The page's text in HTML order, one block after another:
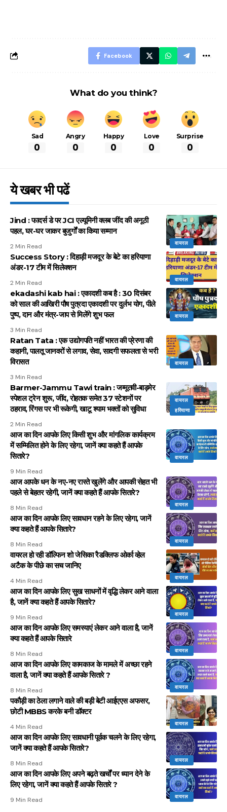
Facebook
What do you think?
Sad
0
Angry
0
Happy
0
Love
0
Surprise
0
ये खबर भी पढें
वायरल
Jind : फादर्स डे पर JCI एल्यूमिनी क्लब जींद की अनूठी
पहल, घर-घर जाकर बुजुर्गों का किया सम्मान
2 Min Read
वायरल
Success Story : दिहाड़ी मजदूर के बेटे का हरियाणा
अंडर-17 टीम में सिलेक्शन
2 Min Read
वायरल
ekadashi kab hai : एकादशी कब है : 30 दिसंबर
को साल की आखिरी पौष पुत्रदा एकादशी पर दुर्लभ योग, पीले
पुष्प, दान और मंत्र-जाप से मिलेंगे शुभ फल
3 Min Read
वायरल
Ratan Tata : एक उद्योगपति नहीं भारत की प्रेरणा की
कहानी, पालतू जानवरों से लगाव, सेवा, सादगी सफलता से भरी
विरासत
3 Min Read
वायरल
हरियाणा
Barmer-Jammu Tawi train : जम्मूतवी-बाड़मेर
स्पेशल ट्रेन शुरू, जींद, रोहतक समेत 37 स्टेशनों पर
ठहराव, रिंगस पर भी रूकेगी, खाटू श्याम भक्तों को सुविधा
2 Min Read
वायरल
आज का दिन आपके लिए किसी शुभ और मांगलिक कार्यक्रम
में सम्मिलित होने के लिए रहेगा, जानें क्या कहते हैं आपके
सितारे?
9 Min Read
वायरल
आज आपके धन के नए-नए रास्ते खुलेंगे और आपकी सेहत भी
पहले से बेहतर रहेगी, जानें क्या कहते हैं आपके सितारे?
8 Min Read
वायरल
आज का दिन आपके लिए सावधान रहने के लिए रहेगा, जानें
क्या कहते हैं आपके सितारे?
8 Min Read
वायरल
वायरल हो रही डॉल्फिन शो जेसिका रैडक्लिफ ओर्का व्हेल
अटैक के पीछे का सच जानिए
4 Min Read
वायरल
आज का दिन आपके लिए सुख साधनों में वृद्धि लेकर आने वाला
है, जानें क्या कहते हैं आपके सितारे?
9 Min Read
वायरल
आज का दिन आपके लिए समस्याएं लेकर आने वाला है, जानें
क्या कहते हैं आपके सितारे
8 Min Read
वायरल
आज का दिन आपके लिए कामकाज के मामले में अच्छा रहने
वाला है, जानें क्या कहते हैं आपके सितारे ?
8 Min Read
वायरल
पकौड़ी का ठेला लगाने वाले की बड़ी बेटी आईएएस अफसर,
छोटी MBBS करके बनी डॉक्टर
4 Min Read
वायरल
आज का दिन आपके लिए सावधानी पूर्वक चलने के लिए रहेगा,
जानें क्या कहते हैं आपके सितारे?
8 Min Read
वायरल
आज का दिन आपके लिए अपने बढ़ते खर्चों पर ध्यान देने के
लिए रहेगा, जानें क्या कहते हैं आपके सितारे ?
9 Min Read